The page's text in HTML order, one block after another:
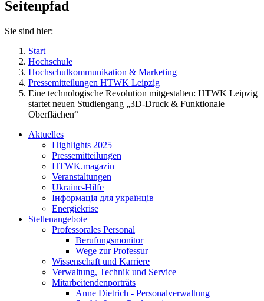
Seitenpfad
Sie sind hier:
Start
Hochschule
Hochschulkommunikation & Marketing
Pressemitteilungen HTWK Leipzig
Eine technologische Revolution mitgestalten: HTWK Leipzig
startet neuen Studiengang „3D-Druck & Funktionale
Oberflächen“
Aktuelles
Highlights 2025
Pressemitteilungen
HTWK.magazin
Veranstaltungen
Ukraine-Hilfe
Інформація для українців
Energiekrise
Stellenangebote
Professorales Personal
Berufungsmonitor
Wege zur Professur
Wissenschaft und Karriere
Verwaltung, Technik und Service
Mitarbeitendenporträts
Anne Dietrich - Personalverwaltung